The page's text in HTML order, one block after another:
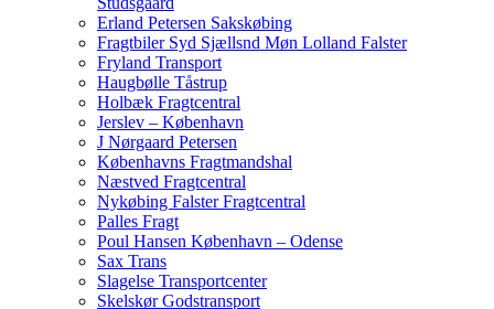
Erland Petersen Sakskøbing
Fragtbiler Syd Sjællsnd Møn Lolland Falster
Fryland Transport
Haugbølle Tåstrup
Holbæk Fragtcentral
Jerslev – København
J Nørgaard Petersen
Københavns Fragtmandshal
Næstved Fragtcentral
Nykøbing Falster Fragtcentral
Palles Fragt
Poul Hansen København – Odense
Sax Trans
Slagelse Transportcenter
Skelskør Godstransport